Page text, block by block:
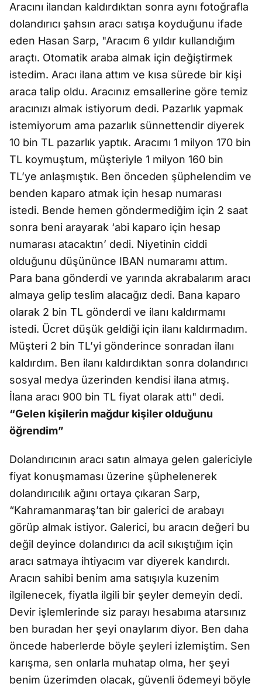
Aracını ilandan kaldırdıktan sonra aynı fotoğrafla
dolandırıcı şahsın aracı satışa koyduğunu ifade
eden Hasan Sarp, "Aracım 6 yıldır kullandığım
araçtı. Otomatik araba almak için değiştirmek
istedim. Aracı ilana attım ve kısa sürede bir kişi
araca talip oldu. Aracınız emsallerine göre temiz
aracınızı almak istiyorum dedi. Pazarlık yapmak
istemiyorum ama pazarlık sünnettendir diyerek
10 bin TL pazarlık yaptık. Aracımı 1 milyon 170 bin
TL koymuştum, müşteriyle 1 milyon 160 bin
TL’ye anlaşmıştık. Ben önceden şüphelendim ve
benden kaparo atmak için hesap numarası
istedi. Bende hemen göndermediğim için 2 saat
sonra beni arayarak ‘abi kaparo için hesap
numarası atacaktın’ dedi. Niyetinin ciddi
olduğunu düşününce IBAN numaramı attım.
Para bana gönderdi ve yarında akrabalarım aracı
almaya gelip teslim alacağız dedi. Bana kaparo
olarak 2 bin TL gönderdi ve ilanı kaldırmamı
istedi. Ücret düşük geldiği için ilanı kaldırmadım.
Müşteri 2 bin TL’yi gönderince sonradan ilanı
kaldırdım. Ben ilanı kaldırdıktan sonra dolandırıcı
sosyal medya üzerinden kendisi ilana atmış.
İlana aracı 900 bin TL fiyat olarak attı" dedi.
“Gelen kişilerin mağdur kişiler olduğunu
öğrendim”
Dolandırıcının aracı satın almaya gelen galericiyle
fiyat konuşmaması üzerine şüphelenerek
dolandırıcılık ağını ortaya çıkaran Sarp,
“Kahramanmaraş’tan bir galerici de arabayı
görüp almak istiyor. Galerici, bu aracın değeri bu
değil deyince dolandırıcı da acil sıkıştığım için
aracı satmaya ihtiyacım var diyerek kandırdı.
Aracın sahibi benim ama satışıyla kuzenim
ilgilenecek, fiyatla ilgili bir şeyler demeyin dedi.
Devir işlemlerinde siz parayı hesabıma atarsınız
ben buradan her şeyi onaylarım diyor. Ben daha
öncede haberlerde böyle şeyleri izlemiştim. Sen
karışma, sen onlarla muhatap olma, her şeyi
benim üzerimden olacak, güvenli ödemeyi böyle